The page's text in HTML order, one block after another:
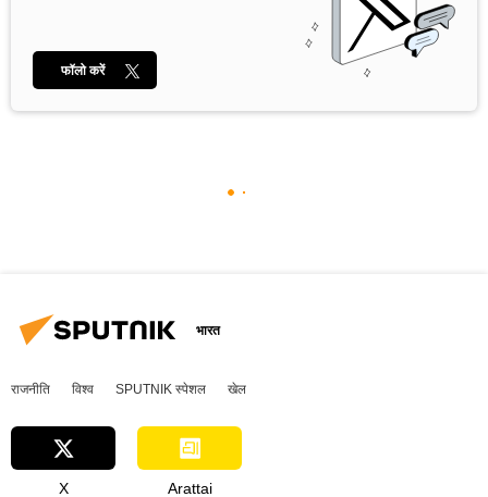
फॉलो करें
भारत
राजनीति विश्व SPUTNIK स्पेशल खेल
X Arattai